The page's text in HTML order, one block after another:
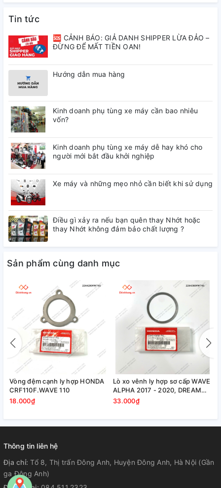
Tin tức
🆘 CẢNH BÁO: GIẢ DANH SHIPPER LỪA ĐẢO –
ĐỪNG ĐỂ MẤT TIỀN OAN!
Hướng dẫn mua hàng
Kinh doanh phụ tùng xe máy cần bao nhiêu
vốn?
Kinh doanh phụ tùng xe máy dễ hay khó cho
người mới bắt đầu khởi nghiệp
Xe máy và những mẹo nhỏ cần biết khi sử dụng
Điều gì xảy ra nếu bạn quên thay Nhớt hoặc
thay Nhớt không đảm bảo chất lượng ?
Sản phẩm cùng danh mục
đệm cạnh ly hợp HONDA
110
Lò xo vênh ly hợp sơ cấp WAVE
ALPHA 2017 - 2020, DREAM
33.000₫
Vòng
FUTURE
Thông tin liên hệ
Địa chỉ:Tổ 8, Thị trấn Đông Anh, Huyện Đông Anh, Hà Nội (Gần
ga Đông Anh)